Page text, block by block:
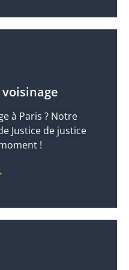
à Paris ? Notre
Justice de justice
!